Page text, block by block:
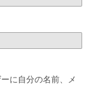
に自分の名前、メ